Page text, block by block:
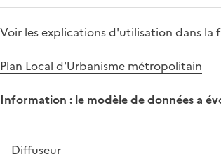
Voir les explications d'utilisation dans la
Plan Local d'Urbanisme métropolitain
Information : le modèle de données a
Diffuseur